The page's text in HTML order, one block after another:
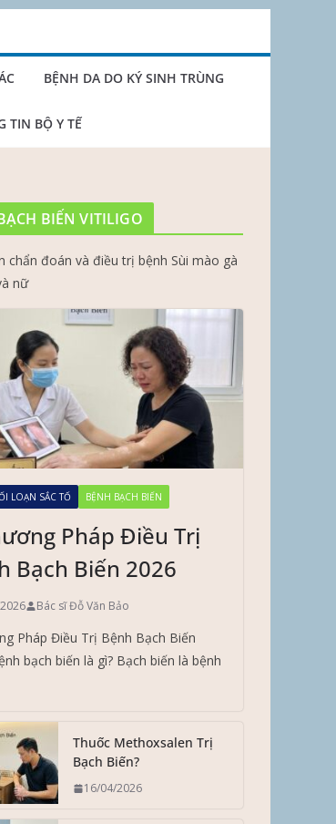
BỆNH DA DO KÝ SINH TRÙNG
TIN BỘ Y TẾ
BIẾN VITILIGO
chẩn đoán và điều trị bệnh Sùi mào gà
nữ
LOẠN SẮC TỐ BỆNH BẠCH BIẾN
Pháp Điều Trị
Bạch Biến 2026
Bác sĩ Đỗ Văn Bảo
Pháp Điều Trị Bệnh Bạch Biến
bạch biến là gì? Bạch biến là bệnh
Thuốc Methoxsalen Trị
Bạch Biến?
16/04/2026